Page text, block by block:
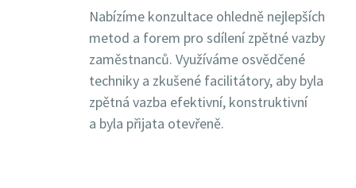
Nabízíme konzultace ohledně nejlepších
metod a forem pro sdílení zpětné vazby
zaměstnanců. Využíváme osvědčené
techniky a zkušené facilitátory, aby byla
zpětná vazba efektivní, konstruktivní
a byla přijata otevřeně.